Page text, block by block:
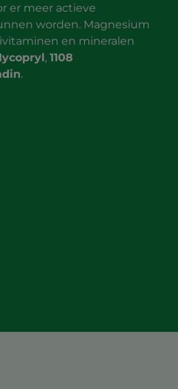
er meer actieve
worden. Magnesium
en mineralen
,1108
.